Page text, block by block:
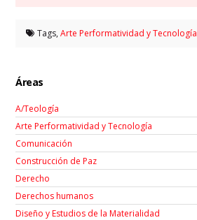
Tags,Arte Performatividad y Tecnología
Áreas
A/Teología
Arte Performatividad y Tecnología
Comunicación
Construcción de Paz
Derecho
Derechos humanos
Diseño y Estudios de la Materialidad